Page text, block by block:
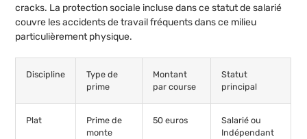
cracks. La protection sociale incluse dans ce statut de salarié
couvre les accidents de travail fréquents dans ce milieu
particulièrement physique.
Discipline
Type de
prime
Montant
par course
Statut
principal
Plat
Prime de
monte
50 euros
Salarié ou
Indépendant